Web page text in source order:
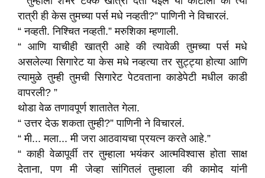
रात्री ही केस तुमच्या पर्स मधे नव्हती?” पाणिनी ने विचारलं.
“ नव्हती. निश्चित नव्हती.” मरुशिका म्हणाली.
“ आणि याचीही खात्री आहे की त्यावेळी तुमच्या पर्स मधे
असलेल्या सिगारेट या केस मधे नव्हत्या तर सुट्ट्या होत्या आणि
त्यामुळे तुम्ही तुमची सिगारेट पेटवताना काडेपेटी मधील काडी
वापरली? ”
थोडा वेळ तणावपूर्ण शातातेत गेला.
“ उत्तर देऊ शकता तुम्ही?” पाणिनी ने विचारलं.
“ मी... मला... मी जरा आठवायचा प्रयत्न करते आहे.”
“ काही वेळापूर्वी तर तुम्हाला भयंकर आत्मविश्वास होता साक्ष
देताना, पण मी जेव्हा सांगितलं तुम्हाला की कामोद यांनी